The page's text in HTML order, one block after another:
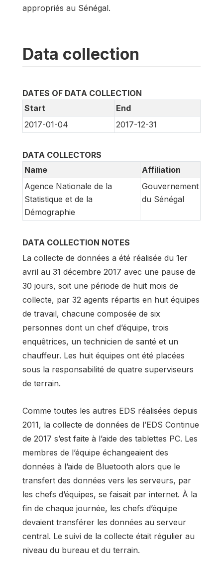
appropriés au Sénégal.
Data collection
DATES OF DATA COLLECTION
Start
End
2017-01-04
2017-12-31
DATA COLLECTORS
Name
Affiliation
Agence Nationale de la
Statistique et de la
Démographie
Gouvernement
du Sénégal
DATA COLLECTION NOTES
La collecte de données a été réalisée du 1er
avril au 31 décembre 2017 avec une pause de
30 jours, soit une période de huit mois de
collecte, par 32 agents répartis en huit équipes
de travail, chacune composée de six
personnes dont un chef d’équipe, trois
enquêtrices, un technicien de santé et un
chauffeur. Les huit équipes ont été placées
sous la responsabilité de quatre superviseurs
de terrain.
Comme toutes les autres EDS réalisées depuis
2011, la collecte de données de l’EDS Continue
de 2017 s’est faite à l’aide des tablettes PC. Les
membres de l’équipe échangeaient des
données à l’aide de Bluetooth alors que le
transfert des données vers les serveurs, par
les chefs d’équipes, se faisait par internet. À la
fin de chaque journée, les chefs d’équipe
devaient transférer les données au serveur
central. Le suivi de la collecte était régulier au
niveau du bureau et du terrain.